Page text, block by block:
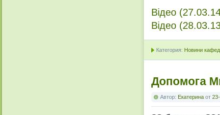
Відео
Відео
Категория: Новини
Допомога
Автор: Екатерина от